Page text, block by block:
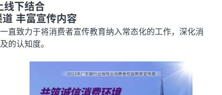
线下结合
丰富宣传内容
直致力于将消费者宣传教育纳入常态化的工作，深化消
的认知度。